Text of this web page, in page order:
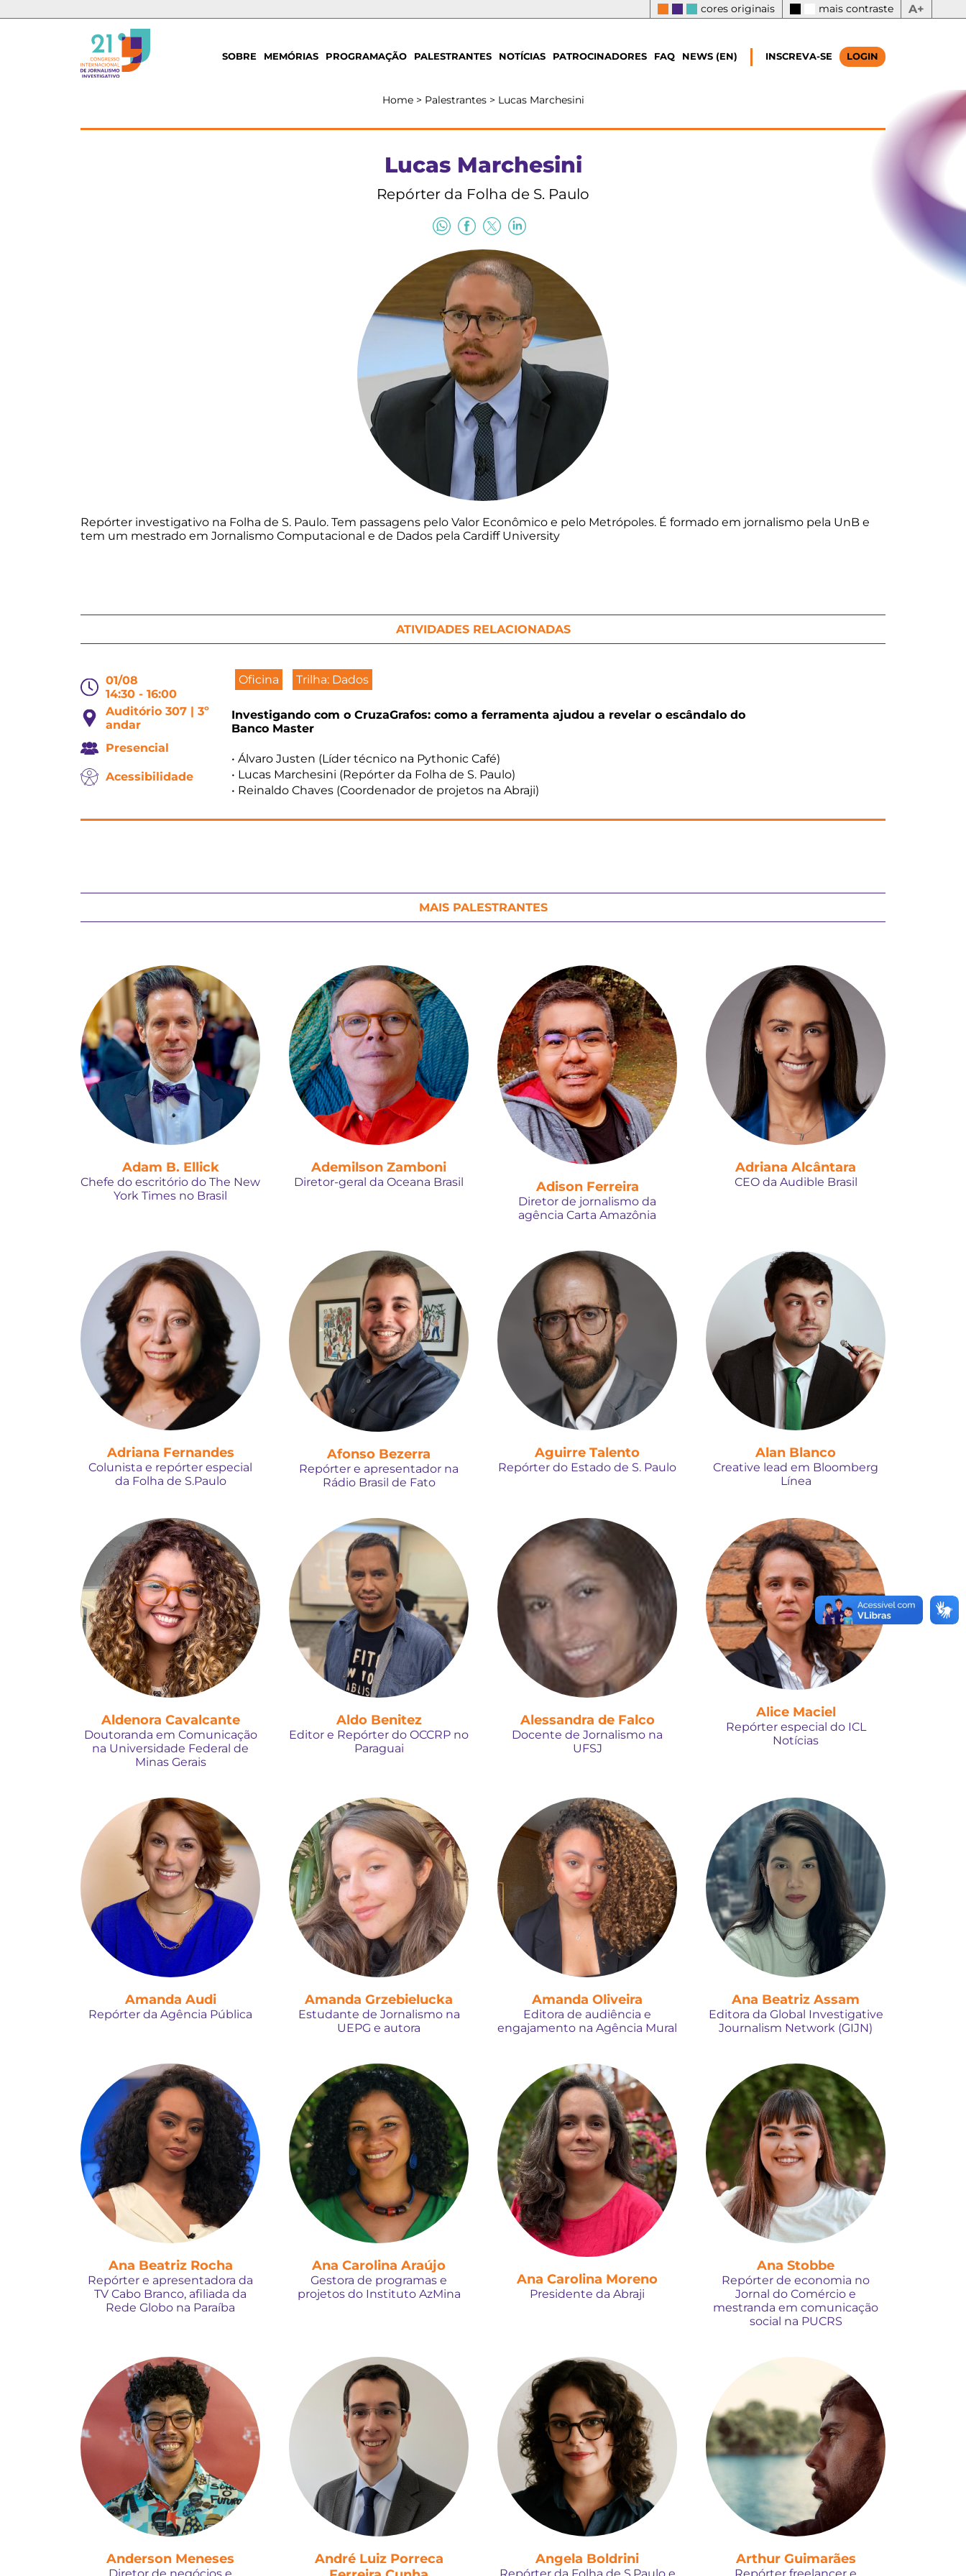
cores originais mais contraste A+
SOBRE MEMÓRIAS PROGRAMAÇÃO PALESTRANTES NOTÍCIAS PATROCINADORES FAQ NEWS (EN) INSCREVA-SE LOGIN
Home > Palestrantes > Lucas Marchesini
Lucas Marchesini
Repórter da Folha de S. Paulo
Repórter investigativo na Folha de S. Paulo. Tem passagens pelo Valor Econômico e pelo Metrópoles. É formado em jornalismo pela UnB e
tem um mestrado em Jornalismo Computacional e de Dados pela Cardiff University
ATIVIDADES RELACIONADAS
01/08
14:30 - 16:00
Auditório 307 | 3º
andar
Presencial
Acessibilidade
Oficina Trilha: Dados
Investigando com o CruzaGrafos: como a ferramenta ajudou a revelar o escândalo do
Banco Master
• Álvaro Justen (Líder técnico na Pythonic Café)
• Lucas Marchesini (Repórter da Folha de S. Paulo)
• Reinaldo Chaves (Coordenador de projetos na Abraji)
MAIS PALESTRANTES
Adam B. Ellick
Chefe do escritório do The New
York Times no Brasil
Ademilson Zamboni
Diretor-geral da Oceana Brasil Adison Ferreira
Diretor de jornalismo da
agência Carta Amazônia
Adriana Alcântara
CEO da Audible Brasil
Adriana Fernandes
Colunista e repórter especial
da Folha de S.Paulo
Afonso Bezerra
Repórter e apresentador na
Rádio Brasil de Fato
Aguirre Talento
Repórter do Estado de S. Paulo
Alan Blanco
Creative lead em Bloomberg
Línea
Aldenora Cavalcante
Doutoranda em Comunicação
na Universidade Federal de
Minas Gerais
Aldo Benitez
Editor e Repórter do OCCRP no
Paraguai
Alessandra de Falco
Docente de Jornalismo na
UFSJ
Alice Maciel
Repórter especial do ICL
Notícias
Amanda Audi
Repórter da Agência Pública
Amanda Grzebielucka
Estudante de Jornalismo na
UEPG e autora
Amanda Oliveira
Editora de audiência e
engajamento na Agência Mural
Ana Beatriz Assam
Editora da Global Investigative
Journalism Network (GIJN)
Ana Beatriz Rocha
Repórter e apresentadora da
TV Cabo Branco, afiliada da
Rede Globo na Paraíba
Ana Carolina Araújo
Gestora de programas e
projetos do Instituto AzMina
Ana Carolina Moreno
Presidente da Abraji
Ana Stobbe
Repórter de economia no
Jornal do Comércio e
mestranda em comunicação
social na PUCRS
Anderson Meneses
André Luiz Porreca
Angela Boldrini Arthur Guimarães